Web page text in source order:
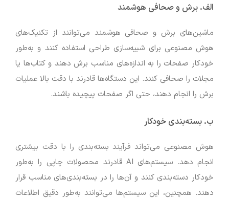
الف. برش و صحافی هوشمند
ماشین‌های برش و صحافی هوشمند می‌توانند از تکنیک‌های
هوش مصنوعی برای شبیه‌سازی طراحی استفاده کنند و به‌طور
خودکار صفحات را به اندازه‌های مناسب برش دهند و کتاب‌ها یا
مجلات را صحافی کنند. این دستگاه‌ها قادرند با دقت بالا عملیات
برش را انجام دهند، حتی اگر صفحات پیچیده باشند.
ب. بسته‌بندی خودکار
هوش مصنوعی می‌تواند فرآیند بسته‌بندی را با دقت بیشتری
انجام دهد. سیستم‌های AI قادرند محصولات چاپی را به‌طور
خودکار دسته‌بندی کنند و آن‌ها را در بسته‌بندی‌های مناسب قرار
دهند. همچنین، این سیستم‌ها می‌توانند به‌طور دقیق اطلاعات